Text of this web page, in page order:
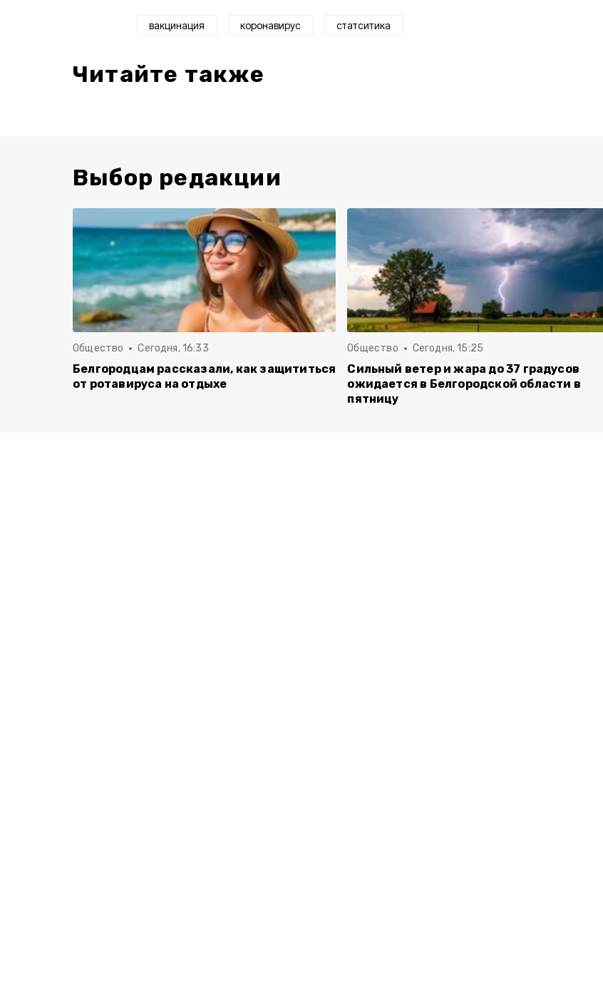
вакцинация коронавирус статситика
Читайте также
Выбор редакции
Общество Сегодня, 16:33
Белгородцам рассказали, как защититься
от ротавируса на отдыхе
Общество Сегодня, 15:25
Сильный ветер и жара до 37 градусов
ожидается в Белгородской области в
пятницу